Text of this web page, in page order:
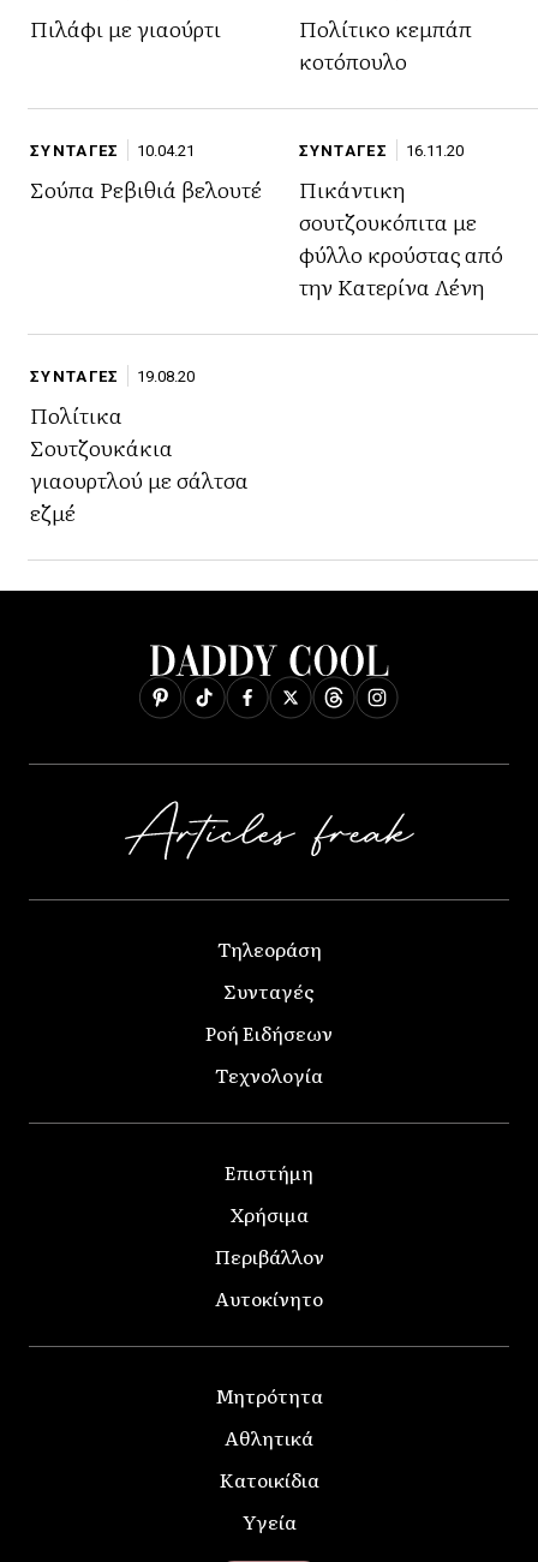
Πιλάφι με γιαούρτι
Πολίτικο κεμπάπ
κοτόπουλο
ΣΥΝΤΑΓΕΣ 10.04.21
Σούπα Ρεβιθιά βελουτέ
ΣΥΝΤΑΓΕΣ 16.11.20
Πικάντικη
σουτζουκόπιτα με
φύλλο κρούστας από
την Κατερίνα Λένη
ΣΥΝΤΑΓΕΣ 19.08.20
Πολίτικα
Σουτζουκάκια
γιαουρτλού με σάλτσα
εζμέ
Τηλεοράση
Συνταγές
Ροή Ειδήσεων
Τεχνολογία
Επιστήμη
Χρήσιμα
Περιβάλλον
Αυτοκίνητο
Μητρότητα
Αθλητικά
Κατοικίδια
Υγεία